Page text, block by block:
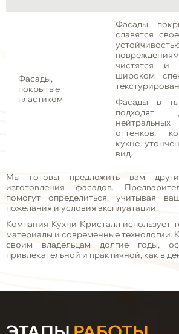
Фасады,
покрытые
пластиком
Фасады,
славятся
чистятся и
широком
Фасады в
подходят
оттенков,
кухне
вид.
Мы готовы предложить вам
изготовления фасадов.
помогут определиться, учитывая
пожелания и условия эксплуатации.
Компания Кухни Кристалл использует
материалы и современные технологии.
своим владельцам долгие годы,
привлекательной и практичной, как в